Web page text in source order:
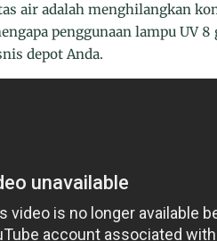
air adalah menghilangkan
penggunaan lampu UV
depot Anda.